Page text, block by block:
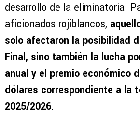
desarrollo de la eliminatoria.
aficionados rojiblancos,
solo afectaron la posibilidad
Final, sino también la lucha
anual y el premio económico
dólares correspondiente a la
2025/2026.